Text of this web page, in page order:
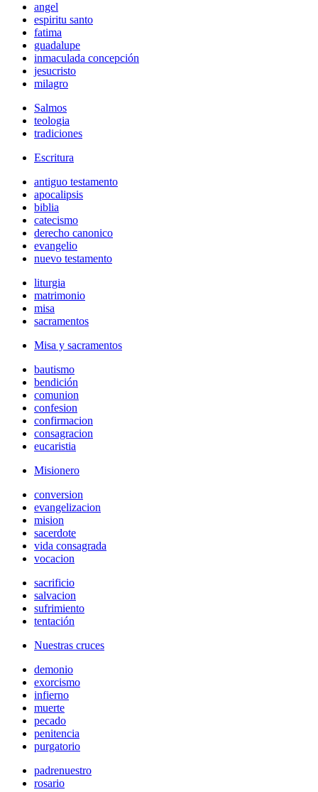
angel
espiritu santo
fatima
guadalupe
inmaculada concepción
jesucristo
milagro
Salmos
teologia
tradiciones
Escritura
antiguo testamento
apocalipsis
biblia
catecismo
derecho canonico
evangelio
nuevo testamento
liturgia
matrimonio
misa
sacramentos
Misa y sacramentos
bautismo
bendición
comunion
confesion
confirmacion
consagracion
eucaristia
Misionero
conversion
evangelizacion
mision
sacerdote
vida consagrada
vocacion
sacrificio
salvacion
sufrimiento
tentación
Nuestras cruces
demonio
exorcismo
infierno
muerte
pecado
penitencia
purgatorio
padrenuestro
rosario